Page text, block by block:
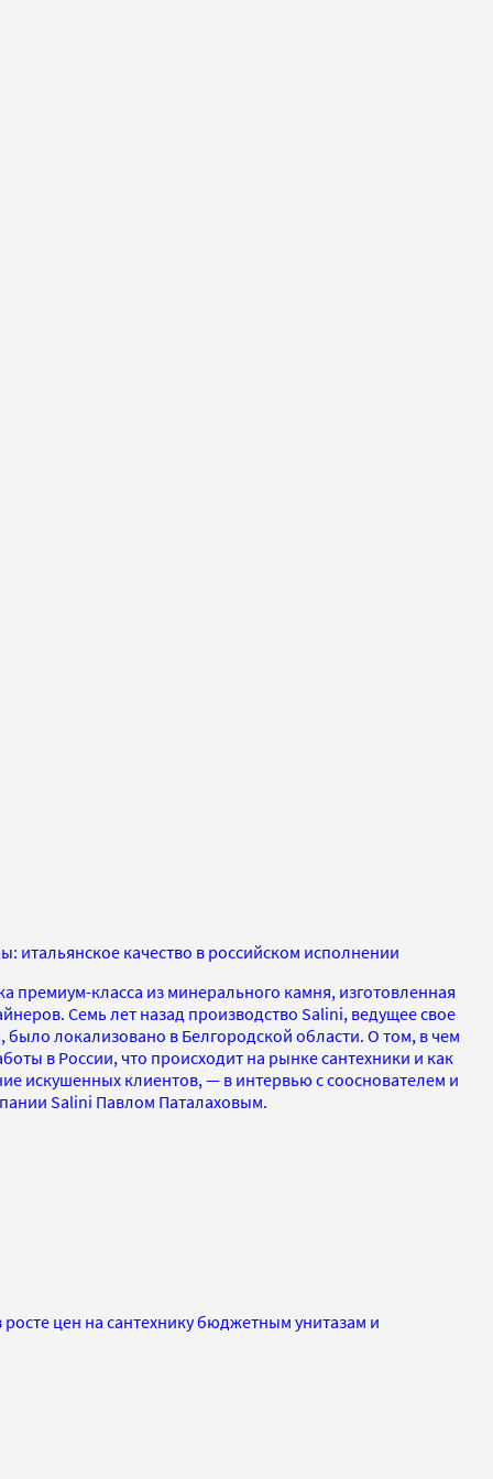
итальянское качество в российском исполнении
премиум-класса из минерального камня, изготовленная
Семь лет назад производство Salini, ведущее свое
локализовано в Белгородской области. О том, в чем
в России, что происходит на рынке сантехники и как
искушенных клиентов, — в интервью с сооснователем и
Salini Павлом Паталаховым.
цен на сантехнику бюджетным унитазам и